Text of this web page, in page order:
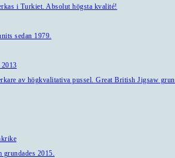
i Turkiet. Absolut högsta kvalité!
sedan 1979.
av högkvalitativa pussel. Great British Jigsaw
grundades 2015.